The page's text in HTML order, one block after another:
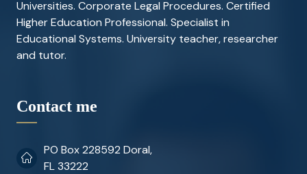
Universities. Corporate Legal Procedures. Certified
Higher Education Professional. Specialist in
Educational Systems. University teacher, researcher
and tutor.
Contact me
PO Box 228592 Doral,
FL 33222